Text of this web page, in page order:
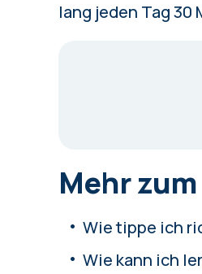
lang jeden Tag
Mehr
Wie tippe ich
Wie kann ich